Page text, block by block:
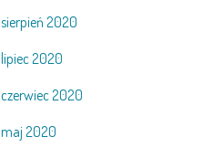
sierpień 2020
lipiec 2020
czerwiec 2020
maj 2020